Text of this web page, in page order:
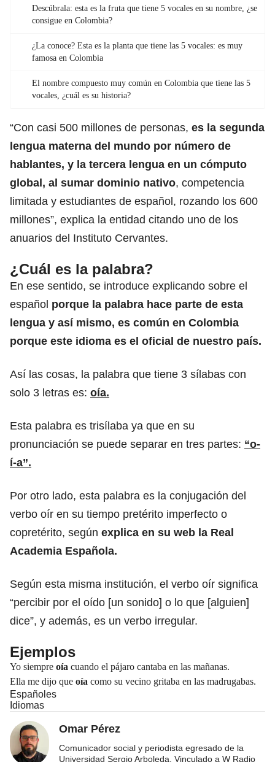
Descúbrala: esta es la fruta que tiene 5 vocales en su nombre, ¿se
consigue en Colombia?
¿La conoce? Esta es la planta que tiene las 5 vocales: es muy
famosa en Colombia
El nombre compuesto muy común en Colombia que tiene las 5
vocales, ¿cuál es su historia?
“Con casi 500 millones de personas, es la segunda
lengua materna del mundo por número de
hablantes, y la tercera lengua en un cómputo
global, al sumar dominio nativo, competencia
limitada y estudiantes de español, rozando los 600
millones”, explica la entidad citando uno de los
anuarios del Instituto Cervantes.
¿Cuál es la palabra?
En ese sentido, se introduce explicando sobre el
español porque la palabra hace parte de esta
lengua y así mismo, es común en Colombia
porque este idioma es el oficial de nuestro país.
Así las cosas, la palabra que tiene 3 sílabas con
solo 3 letras es: oía.
Esta palabra es trisílaba ya que en su
pronunciación se puede separar en tres partes: “o-
í-a”.
Por otro lado, esta palabra es la conjugación del
verbo oír en su tiempo pretérito imperfecto o
copretérito, según explica en su web la Real
Academia Española.
Según esta misma institución, el verbo oír significa
“percibir por el oído [un sonido] o lo que [alguien]
dice”, y además, es un verbo irregular.
Ejemplos
Yo siempre oía cuando el pájaro cantaba en las mañanas.
Ella me dijo que oía como su vecino gritaba en las madrugabas.
Españoles
Idiomas
Omar Pérez
Comunicador social y periodista egresado de la
Universidad Sergio Arboleda. Vinculado a W Radio